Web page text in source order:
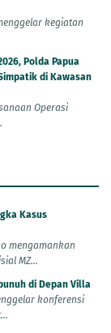
kegiatan
Polda Papua
di Kawasan
Operasi
Kasus
mengamankan
MZ...
di Depan Villa
konferensi